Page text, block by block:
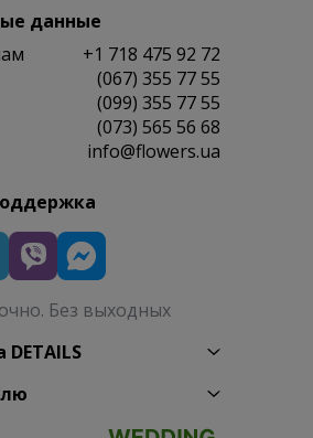
данные
+1 718 475 92 72
(067) 355 77 55
(099) 355 77 55
(073) 565 56 68
info@flowers.ua
Без выходных
DETAILS